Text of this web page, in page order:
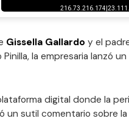
Gissella Gallardo y el
la empresaria lanzó
digital donde la
un sutil comentario sobre